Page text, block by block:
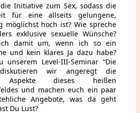
Initiative zum Sex, sodass die
für eine allseits gelungene,
möglichst hoch ist? Wie spreche
exklusive sexuelle Wünsche?
damit um, wenn ich so ein
und kein klares Ja dazu habe?
unserem Level-III-Seminar “Die
wir angeregt die
Aspekte dieses heißen
und machen euch ein paar
Angebote, was da geht
Du Lust?